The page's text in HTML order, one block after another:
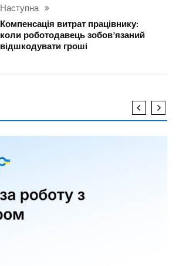
Наступна
Компенсація витрат працівнику:
коли роботодавець зобов’язаний
відшкодувати гроші